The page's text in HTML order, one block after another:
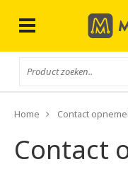
Home Contact
Contact